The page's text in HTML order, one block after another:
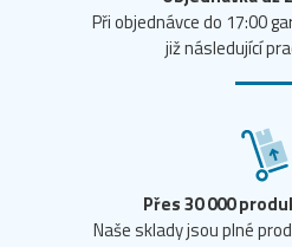
Při objednávce do 17:00
již následující
Přes 30 000
Naše sklady jsou plné